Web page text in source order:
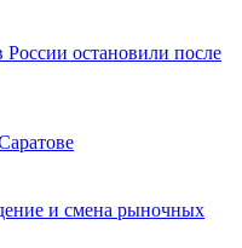
остановили после
и смена рыночных